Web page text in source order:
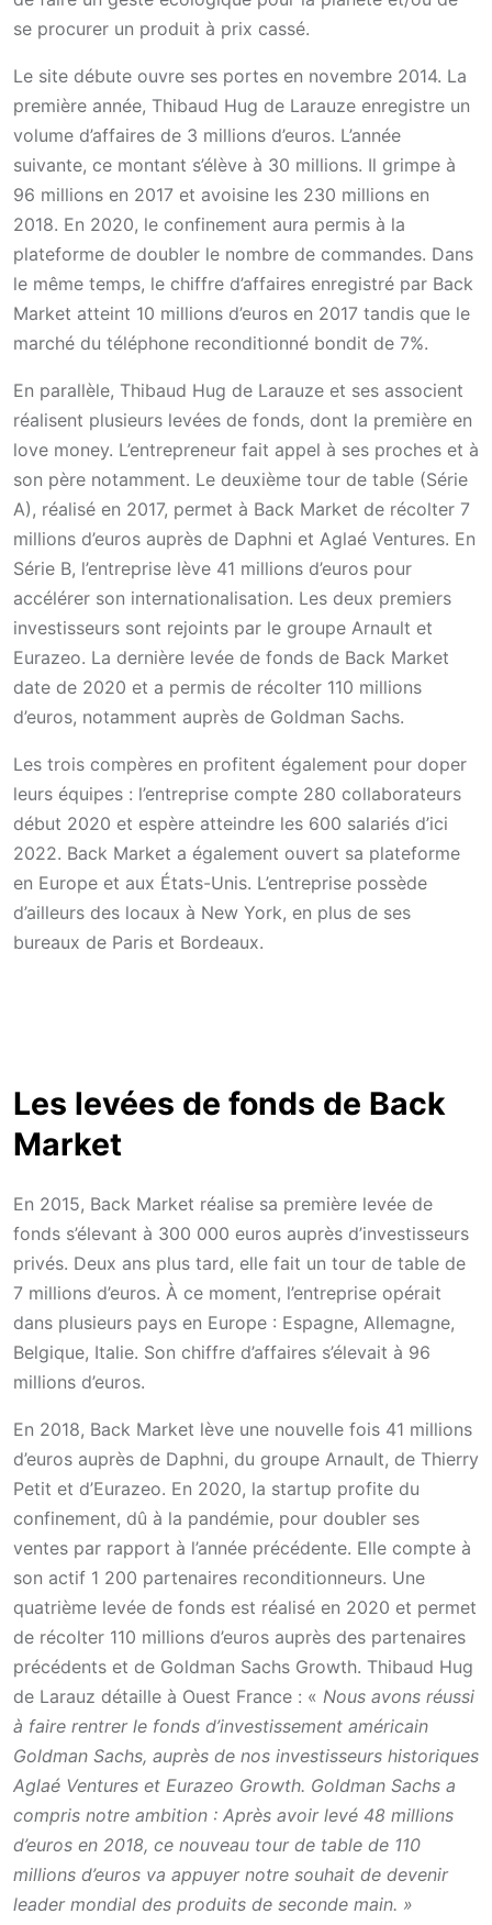
se procurer un produit à prix cassé.
Le site débute ouvre ses portes en novembre 2014. La
première année, Thibaud Hug de Larauze enregistre un
volume d’affaires de 3 millions d’euros. L’année
suivante, ce montant s’élève à 30 millions. Il grimpe à
96 millions en 2017 et avoisine les 230 millions en
2018. En 2020, le confinement aura permis à la
plateforme de doubler le nombre de commandes. Dans
le même temps, le chiffre d’affaires enregistré par Back
Market atteint 10 millions d’euros en 2017 tandis que le
marché du téléphone reconditionné bondit de 7%.
En parallèle, Thibaud Hug de Larauze et ses associent
réalisent plusieurs levées de fonds, dont la première en
love money. L’entrepreneur fait appel à ses proches et à
son père notamment. Le deuxième tour de table (Série
A), réalisé en 2017, permet à Back Market de récolter 7
millions d’euros auprès de Daphni et Aglaé Ventures. En
Série B, l’entreprise lève 41 millions d’euros pour
accélérer son internationalisation. Les deux premiers
investisseurs sont rejoints par le groupe Arnault et
Eurazeo. La dernière levée de fonds de Back Market
date de 2020 et a permis de récolter 110 millions
d’euros, notamment auprès de Goldman Sachs.
Les trois compères en profitent également pour doper
leurs équipes : l’entreprise compte 280 collaborateurs
début 2020 et espère atteindre les 600 salariés d’ici
2022. Back Market a également ouvert sa plateforme
en Europe et aux États-Unis. L’entreprise possède
d’ailleurs des locaux à New York, en plus de ses
bureaux de Paris et Bordeaux.
Les levées de fonds de Back
Market
En 2015, Back Market réalise sa première levée de
fonds s’élevant à 300 000 euros auprès d’investisseurs
privés. Deux ans plus tard, elle fait un tour de table de
7 millions d’euros. À ce moment, l’entreprise opérait
dans plusieurs pays en Europe : Espagne, Allemagne,
Belgique, Italie. Son chiffre d’affaires s’élevait à 96
millions d’euros.
En 2018, Back Market lève une nouvelle fois 41 millions
d’euros auprès de Daphni, du groupe Arnault, de Thierry
Petit et d’Eurazeo. En 2020, la startup profite du
confinement, dû à la pandémie, pour doubler ses
ventes par rapport à l’année précédente. Elle compte à
son actif 1 200 partenaires reconditionneurs. Une
quatrième levée de fonds est réalisé en 2020 et permet
de récolter 110 millions d’euros auprès des partenaires
précédents et de Goldman Sachs Growth. Thibaud Hug
de Larauz détaille à Ouest France : « Nous avons réussi
à faire rentrer le fonds d’investissement américain
Goldman Sachs, auprès de nos investisseurs historiques
Aglaé Ventures et Eurazeo Growth. Goldman Sachs a
compris notre ambition : Après avoir levé 48 millions
d’euros en 2018, ce nouveau tour de table de 110
millions d’euros va appuyer notre souhait de devenir
leader mondial des produits de seconde main. »